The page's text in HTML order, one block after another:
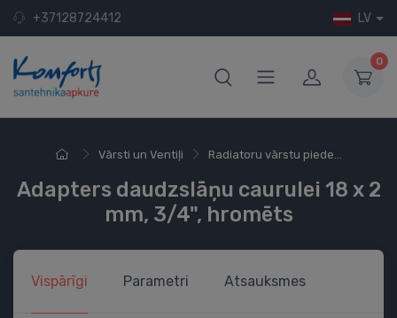
+37128724412 LV
0
Vārsti un Ventiļi Radiatoru vārstu piede...
Adapters daudzslāņu caurulei 18 x 2
mm, 3/4", hromēts
Vispārīgi Parametri Atsauksmes